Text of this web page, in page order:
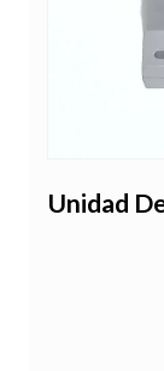
Unidad